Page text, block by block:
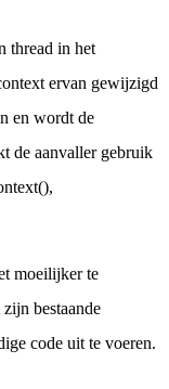
thread in het
ervan gewijzigd
en wordt de
de aanvaller gebruik
moeilijker te
bestaande
code uit te voeren.